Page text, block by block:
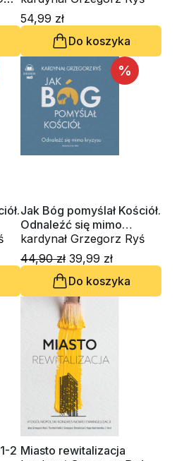
54,99 zł
Do koszyka
%
Jak Bóg pomyślał Kościół.
Odnaleźć się mimo
kryzysu (CD-MP3-
audiobook)
kardynał Grzegorz Ryś
44,90 zł 39,99 zł
Do koszyka
2 Miasto rewitalizacja